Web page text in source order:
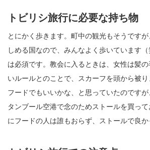
トビリシ旅行に必要な持ち物
とにかく歩きます。町中の観光もそうです
しめる国なので、みんなよく歩いています
は必須です。教会に入るときは、女性は髪
いルールとのことで、スカーフを頭から被
フードでもいいかな、と思っていたのです
タンブール空港で念のためストールを買っ
にフードの人は誰もおらず、ストールで良か